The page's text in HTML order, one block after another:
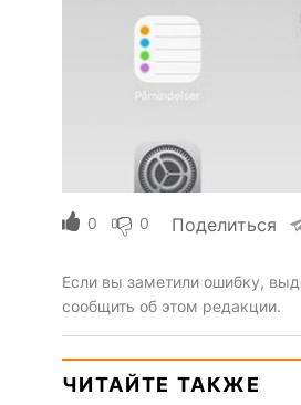
0 0 Поделиться
Если вы заметили ошибку,
сообщить об этом редакции.
ЧИТАЙТЕ ТАКЖЕ